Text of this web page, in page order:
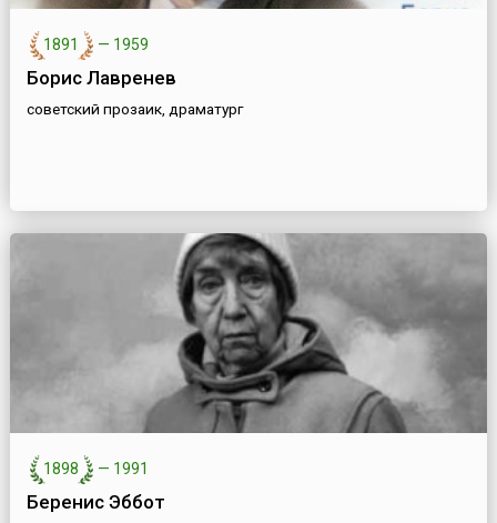
1891 — 1959
Борис Лавренев
советский прозаик, драматург
1898 — 1991
Беренис Эббот